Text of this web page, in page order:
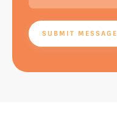
SUBMIT MESSAGE